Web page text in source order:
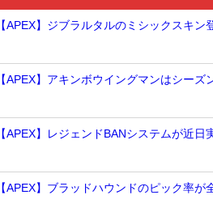
【APEX】ジブラルタルのミシックスキン
【APEX】アキンボウイングマンはシーズ
【APEX】レジェンドBANシステムが近日
【APEX】ブラッドハウンドのピック率